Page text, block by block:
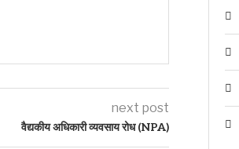
next post
वैद्यकीय अधिकारी व्यवसाय रोध (NPA)